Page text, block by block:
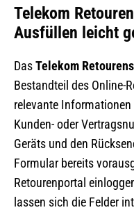
Telekom
Ausfüllen leicht
DasTelekom
Bestandteil des Online-
relevante
Kunden- oder
Geräts und den
Formular bereits
Retourenportal
lassen sich die Felder